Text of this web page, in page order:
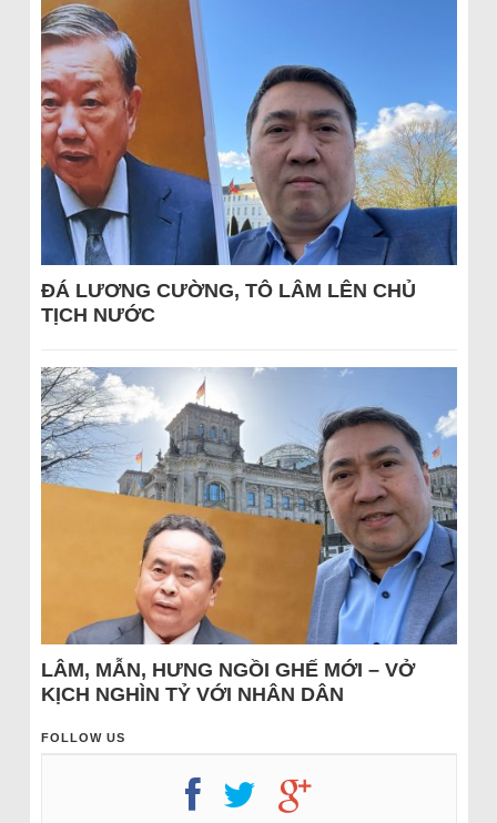
ĐÁ LƯƠNG CƯỜNG, TÔ LÂM LÊN CHỦ
TỊCH NƯỚC
LÂM, MẪN, HƯNG NGỒI GHẾ MỚI – VỞ
KỊCH NGHÌN TỶ VỚI NHÂN DÂN
FOLLOW US